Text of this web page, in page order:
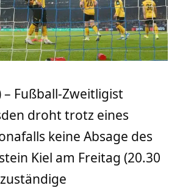
– Fußball-Zweitligist
droht trotz eines
keine Absage des
Kiel am Freitag (20.30